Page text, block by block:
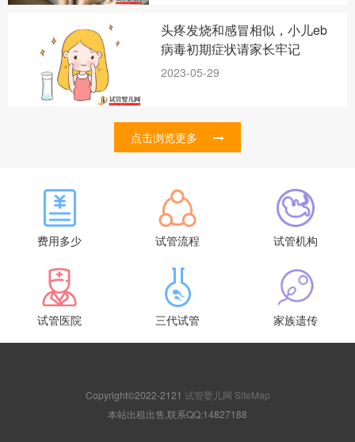
头疼发烧和感冒相似，小儿eb
病毒初期症状请家长牢记
2023-05-29
点击浏览更多
费用多少 试管流程 试管机构
试管医院 三代试管 家族遗传
Copyright©2022-2121 试管婴儿网 SiteMap
本站出租出售,联系QQ:14827188